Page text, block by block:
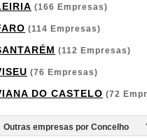
(166 Empresas)
(114 Empresas)
(112 Empresas)
(76 Empresas)
DO CASTELO (72